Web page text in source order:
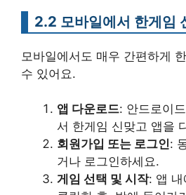
2.2 모바일에서 한게임
모바일에서도 매우 간편하게
수 있어요.
앱 다운로드: 안드로이
서 한게임 신맞고 앱을
회원가입 또는 로그인:
거나 로그인하세요.
게임 선택 및 시작: 앱 내